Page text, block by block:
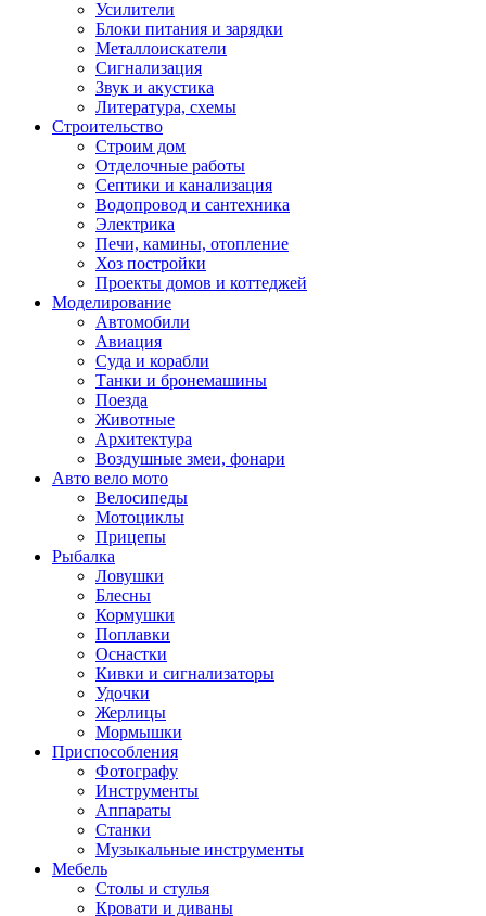
Усилители
Блоки питания и зарядки
Металлоискатели
Сигнализация
Звук и акустика
Литература, схемы
Строительство
Строим дом
Отделочные работы
Септики и канализация
Водопровод и сантехника
Электрика
Печи, камины, отопление
Хоз постройки
Проекты домов и коттеджей
Моделирование
Автомобили
Авиация
Суда и корабли
Танки и бронемашины
Поезда
Животные
Архитектура
Воздушные змеи, фонари
Авто вело мото
Велосипеды
Мотоциклы
Прицепы
Рыбалка
Ловушки
Блесны
Кормушки
Поплавки
Оснастки
Кивки и сигнализаторы
Удочки
Жерлицы
Мормышки
Приспособления
Фотографу
Инструменты
Аппараты
Станки
Музыкальные инструменты
Мебель
Столы и стулья
Кровати и диваны